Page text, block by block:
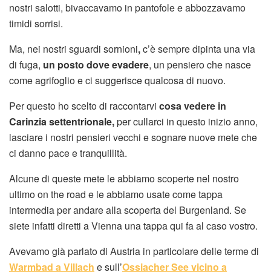
nostri salotti, bivaccavamo in pantofole e abbozzavamo
timidi sorrisi.
Ma, nei nostri sguardi sornioni,c’è sempre dipinta una via
di fuga, un posto dove evadere, un pensiero che nasce
come agrifoglio e ci suggerisce qualcosa di nuovo.
Per questo ho scelto di raccontarvi cosa vedere in
Carinzia settentrionale,per cullarci in questo inizio anno,
lasciare i nostri pensieri vecchi e sognare nuove mete che
ci danno pace e tranquillità.
Alcune di queste mete le abbiamo scoperte nel nostro
ultimo on the road e le abbiamo usate come tappa
intermedia per andare alla scoperta del Burgenland. Se
siete infatti diretti a Vienna una tappa qui fa al caso vostro.
Avevamo già parlato di Austria in particolare delle terme di
Warmbad a Villach e sull’Ossiacher See vicino a